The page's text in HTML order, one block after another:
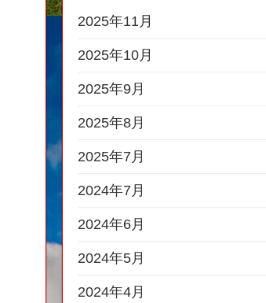
2025年11月
2025年10月
2025年9月
2025年8月
2025年7月
2024年7月
2024年6月
2024年5月
2024年4月